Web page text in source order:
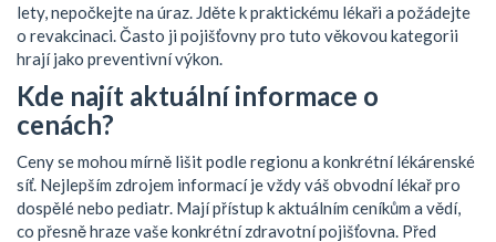
lety, nepočkejte na úraz. Jděte k praktickému lékaři a požádejte
o revakcinaci. Často ji pojišťovny pro tuto věkovou kategorii
hrají jako preventivní výkon.
Kde najít aktuální informace o
cenách?
Ceny se mohou mírně lišit podle regionu a konkrétní lékárenské
síť. Nejlepším zdrojem informací je vždy váš obvodní lékař pro
dospělé nebo pediatr. Mají přístup k aktuálním ceníkům a vědí,
co přesně hraze vaše konkrétní zdravotní pojišťovna. Před